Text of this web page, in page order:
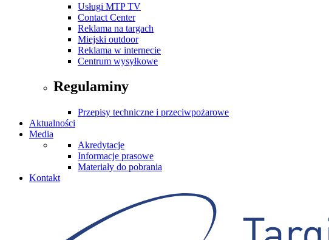
Usługi MTP TV
Contact Center
Reklama na targach
Miejski outdoor
Reklama w internecie
Centrum wysyłkowe
Regulaminy
Przepisy techniczne i przeciwpożarowe
Aktualności
Media
Akredytacje
Informacje prasowe
Materiały do pobrania
Kontakt